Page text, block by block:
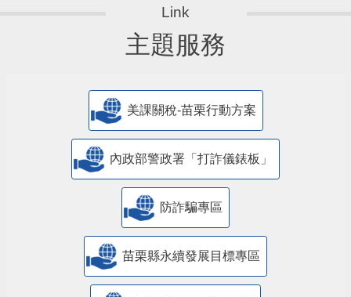
主題服務
美課關稅-苗栗行動方案
內政部警政署「打詐儀錶板」
防詐騙專區
苗栗縣永續發展目標專區